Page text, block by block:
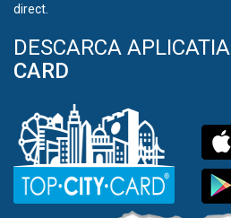
direct.
DESCARCA APLICATIA
CARD